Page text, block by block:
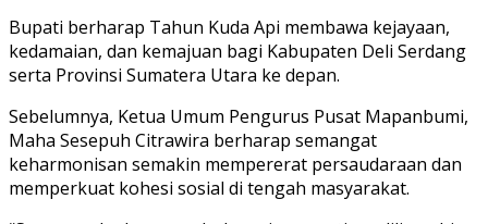
Bupati berharap Tahun Kuda Api membawa kejayaan,
kedamaian, dan kemajuan bagi Kabupaten Deli Serdang
serta Provinsi Sumatera Utara ke depan.
Sebelumnya, Ketua Umum Pengurus Pusat Mapanbumi,
Maha Sesepuh Citrawira berharap semangat
keharmonisan semakin mempererat persaudaraan dan
memperkuat kohesi sosial di tengah masyarakat.